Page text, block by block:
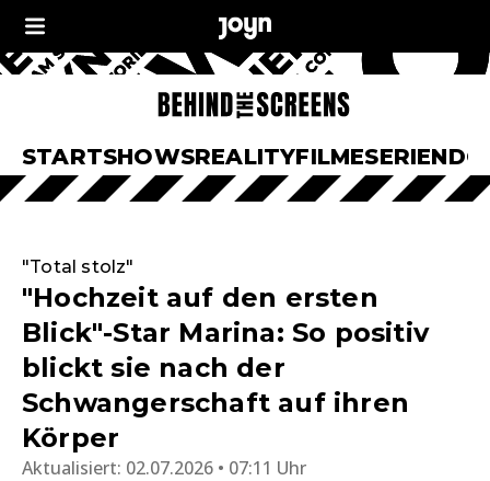
STARTSHOWSREALITYFILMESERIEN
"Total stolz"
"Hochzeit auf den ersten
Blick"-Star Marina: So positiv
blickt sie nach der
Schwangerschaft auf ihren
Körper
Aktualisiert: 02.07.2026 • 07:11 Uhr